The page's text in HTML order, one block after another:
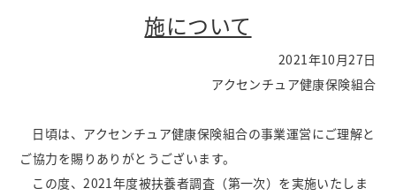
施について
2021年10月27日
アクセンチュア健康保険組合
日頃は、アクセンチュア健康保険組合の事業運営にご理解と
ご協力を賜りありがとうございます。
この度、2021年度被扶養者調査（第一次）を実施いたしま